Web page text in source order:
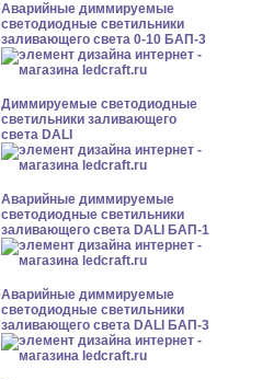
Аварийные диммируемые
светодиодные светильники
заливающего света 0-10 БАП-3
Диммируемые светодиодные
светильники заливающего
света DALI
Аварийные диммируемые
светодиодные светильники
заливающего света DALI БАП-1
Аварийные диммируемые
светодиодные светильники
заливающего света DALI БАП-3